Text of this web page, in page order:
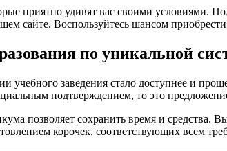
приятно удивят вас своими условиями.
сайте. Воспользуйтесь шансом
по уникальной
заведения стало доступнее и
подтверждением, то это
позволяет сохранить время и средства.
корочек, соответствующих всем